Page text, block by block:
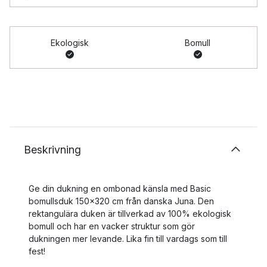
Ekologisk Bomull
Beskrivning
Ge din dukning en ombonad känsla med Basic
bomullsduk 150x320 cm från danska Juna. Den
rektangulära duken är tillverkad av 100% ekologisk
bomull och har en vacker struktur som gör
dukningen mer levande. Lika fin till vardags som till
fest!